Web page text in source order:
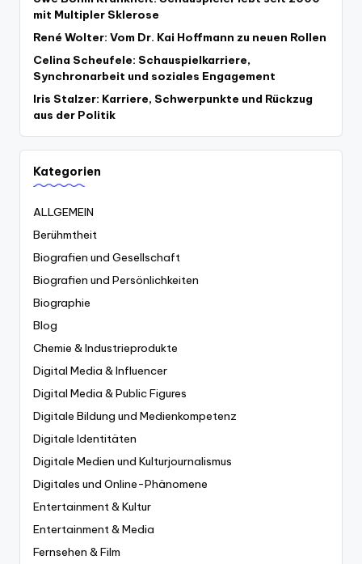
mit Multipler Sklerose
René Wolter: Vom Dr. Kai Hoffmann zu neuen Rollen
Celina Scheufele: Schauspielkarriere,
Synchronarbeit und soziales Engagement
Iris Stalzer: Karriere, Schwerpunkte und Rückzug
aus der Politik
Kategorien
ALLGEMEIN
Berühmtheit
Biografien und Gesellschaft
Biografien und Persönlichkeiten
Biographie
Blog
Chemie & Industrieprodukte
Digital Media & Influencer
Digital Media & Public Figures
Digitale Bildung und Medienkompetenz
Digitale Identitäten
Digitale Medien und Kulturjournalismus
Digitales und Online-Phänomene
Entertainment & Kultur
Entertainment & Media
Fernsehen & Film